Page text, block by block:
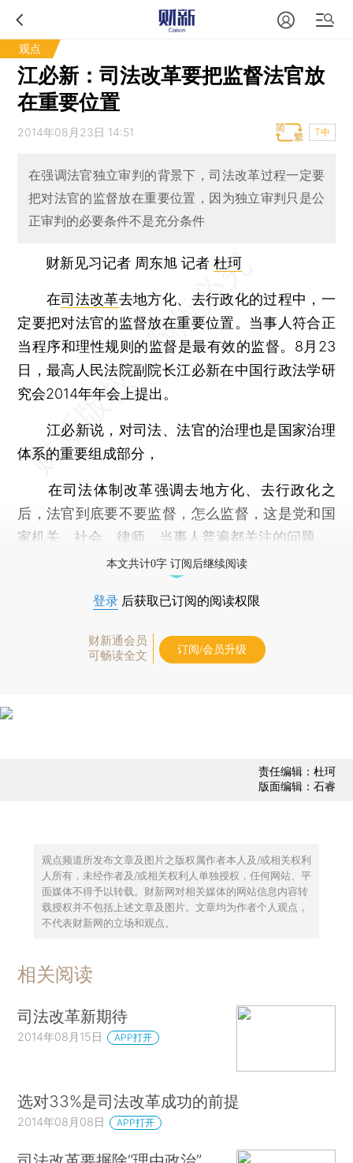
观点
江必新：司法改革要把监督法官放
在重要位置
2014年08月23日 14:51 T中
在强调法官独立审判的背景下，司法改革过程一定要
把对法官的监督放在重要位置，因为独立审判只是公
正审判的必要条件不是充分条件
财新见习记者 周东旭 记者杜珂
在司法改革去地方化、去行政化的过程中，一
定要把对法官的监督放在重要位置。当事人符合正
当程序和理性规则的监督是最有效的监督。8月23
日，最高人民法院副院长江必新在中国行政法学研
究会2014年年会上提出。
江必新说，对司法、法官的治理也是国家治理
体系的重要组成部分，
在司法体制改革强调去地方化、去行政化之
后，法官到底要不要监督，怎么监督，这是党和国
家机关、社会、律师、当事人普遍都关注的问题。
本文共计0字 订阅后继续阅读
登录 后获取已订阅的阅读权限
财新通会员
可畅读全文
订阅/会员升级
责任编辑：杜珂
版面编辑：石睿
观点频道所发布文章及图片之版权属作者本人及/或相关权利
人所有，未经作者及/或相关权利人单独授权，任何网站、平
面媒体不得予以转载。财新网对相关媒体的网站信息内容转
载授权并不包括上述文章及图片。文章均为作者个人观点，
不代表财新网的立场和观点。
相关阅读
司法改革新期待
2014年08月15日 APP打开
选对33%是司法改革成功的前提
2014年08月08日 APP打开